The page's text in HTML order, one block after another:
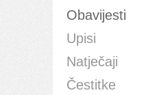
Obavijesti
Upisi
Natječaji
Čestitke